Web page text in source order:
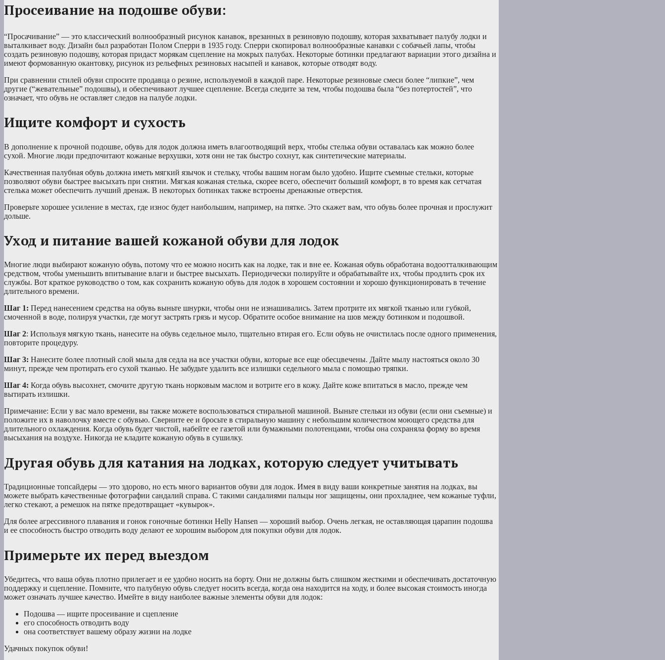
Просеивание на подошве обуви:
“Просачивание” — это классический волнообразный рисунок канавок, врезанных в резиновую подошву, которая захватывает палубу лодки и
выталкивает воду. Дизайн был разработан Полом Сперри в 1935 году. Сперри скопировал волнообразные канавки с собачьей лапы, чтобы
создать резиновую подошву, которая придаст морякам сцепление на мокрых палубах. Некоторые ботинки предлагают вариации этого дизайна и
имеют формованную окантовку, рисунок из рельефных резиновых насыпей и канавок, которые отводят воду.
При сравнении стилей обуви спросите продавца о резине, используемой в каждой паре. Некоторые резиновые смеси более “липкие”, чем
другие (“жевательные” подошвы), и обеспечивают лучшее сцепление. Всегда следите за тем, чтобы подошва была “без потертостей”, что
означает, что обувь не оставляет следов на палубе лодки.
Ищите комфорт и сухость
В дополнение к прочной подошве, обувь для лодок должна иметь влагоотводящий верх, чтобы стелька обуви оставалась как можно более
сухой. Многие люди предпочитают кожаные верхушки, хотя они не так быстро сохнут, как синтетические материалы.
Качественная палубная обувь должна иметь мягкий язычок и стельку, чтобы вашим ногам было удобно. Ищите съемные стельки, которые
позволяют обуви быстрее высыхать при снятии. Мягкая кожаная стелька, скорее всего, обеспечит больший комфорт, в то время как сетчатая
стелька может обеспечить лучший дренаж. В некоторых ботинках также встроены дренажные отверстия.
Проверьте хорошее усиление в местах, где износ будет наибольшим, например, на пятке. Это скажет вам, что обувь более прочная и прослужит
дольше.
Уход и питание вашей кожаной обуви для лодок
Многие люди выбирают кожаную обувь, потому что ее можно носить как на лодке, так и вне ее. Кожаная обувь обработана водоотталкивающим
средством, чтобы уменьшить впитывание влаги и быстрее высыхать. Периодически полируйте и обрабатывайте их, чтобы продлить срок их
службы. Вот краткое руководство о том, как сохранить кожаную обувь для лодок в хорошем состоянии и хорошо функционировать в течение
длительного времени.
Шаг 1: Перед нанесением средства на обувь выньте шнурки, чтобы они не изнашивались. Затем протрите их мягкой тканью или губкой,
смоченной в воде, полируя участки, где могут застрять грязь и мусор. Обратите особое внимание на шов между ботинком и подошвой.
Шаг 2: Используя мягкую ткань, нанесите на обувь седельное мыло, тщательно втирая его. Если обувь не очистилась после одного применения,
повторите процедуру.
Шаг 3: Нанесите более плотный слой мыла для седла на все участки обуви, которые все еще обесцвечены. Дайте мылу настояться около 30
минут, прежде чем протирать его сухой тканью. Не забудьте удалить все излишки седельного мыла с помощью тряпки.
Шаг 4: Когда обувь высохнет, смочите другую ткань норковым маслом и вотрите его в кожу. Дайте коже впитаться в масло, прежде чем
вытирать излишки.
Примечание: Если у вас мало времени, вы также можете воспользоваться стиральной машиной. Выньте стельки из обуви (если они съемные) и
положите их в наволочку вместе с обувью. Сверните ее и бросьте в стиральную машину с небольшим количеством моющего средства для
длительного охлаждения. Когда обувь будет чистой, набейте ее газетой или бумажными полотенцами, чтобы она сохраняла форму во время
высыхания на воздухе. Никогда не кладите кожаную обувь в сушилку.
Другая обувь для катания на лодках, которую следует учитывать
Традиционные топсайдеры — это здорово, но есть много вариантов обуви для лодок. Имея в виду ваши конкретные занятия на лодках, вы
можете выбрать качественные фотографии сандалий справа. С такими сандалиями пальцы ног защищены, они прохладнее, чем кожаные туфли,
легко стекают, а ремешок на пятке предотвращает «кувырок».
Для более агрессивного плавания и гонок гоночные ботинки Helly Hansen — хороший выбор. Очень легкая, не оставляющая царапин подошва
и ее способность быстро отводить воду делают ее хорошим выбором для покупки обуви для лодок.
Примерьте их перед выездом
Убедитесь, что ваша обувь плотно прилегает и ее удобно носить на борту. Они не должны быть слишком жесткими и обеспечивать достаточную
поддержку и сцепление. Помните, что палубную обувь следует носить всегда, когда она находится на ходу, и более высокая стоимость иногда
может означать лучшее качество. Имейте в виду наиболее важные элементы обуви для лодок:
Подошва — ищите просеивание и сцепление
его способность отводить воду
она соответствует вашему образу жизни на лодке
Удачных покупок обуви!